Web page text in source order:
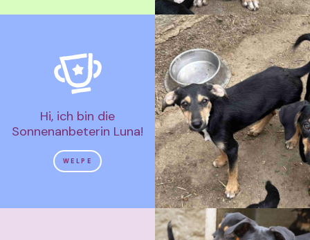
Hi, ich bin die
Sonnenanbeterin Luna!
WELPE